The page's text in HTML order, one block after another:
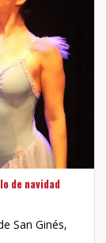
de navidad
San Ginés,